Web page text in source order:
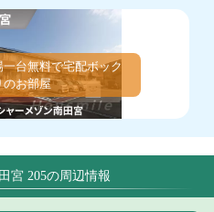
一台無料で宅配ボック
のお部屋
宮 205の周辺情報